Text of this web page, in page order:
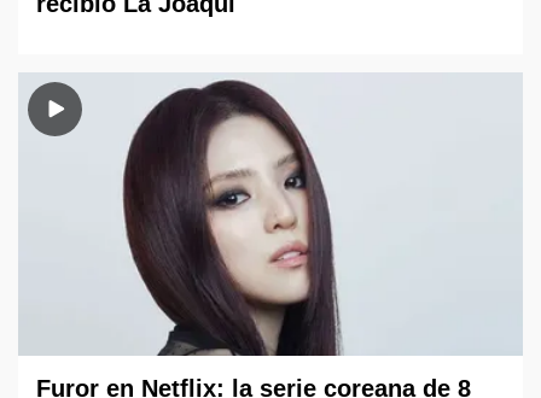
Furor en Netflix: la serie coreana de 8